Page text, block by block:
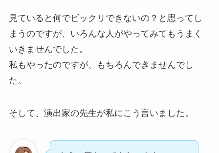
見ていると何でビックリできないの？と思ってし
まうのですが、いろんな人がやってみてもうまく
いきませんでした。
私もやったのですが、もちろんできませんでし
た。
そして、演出家の先生が私にこう言いました。